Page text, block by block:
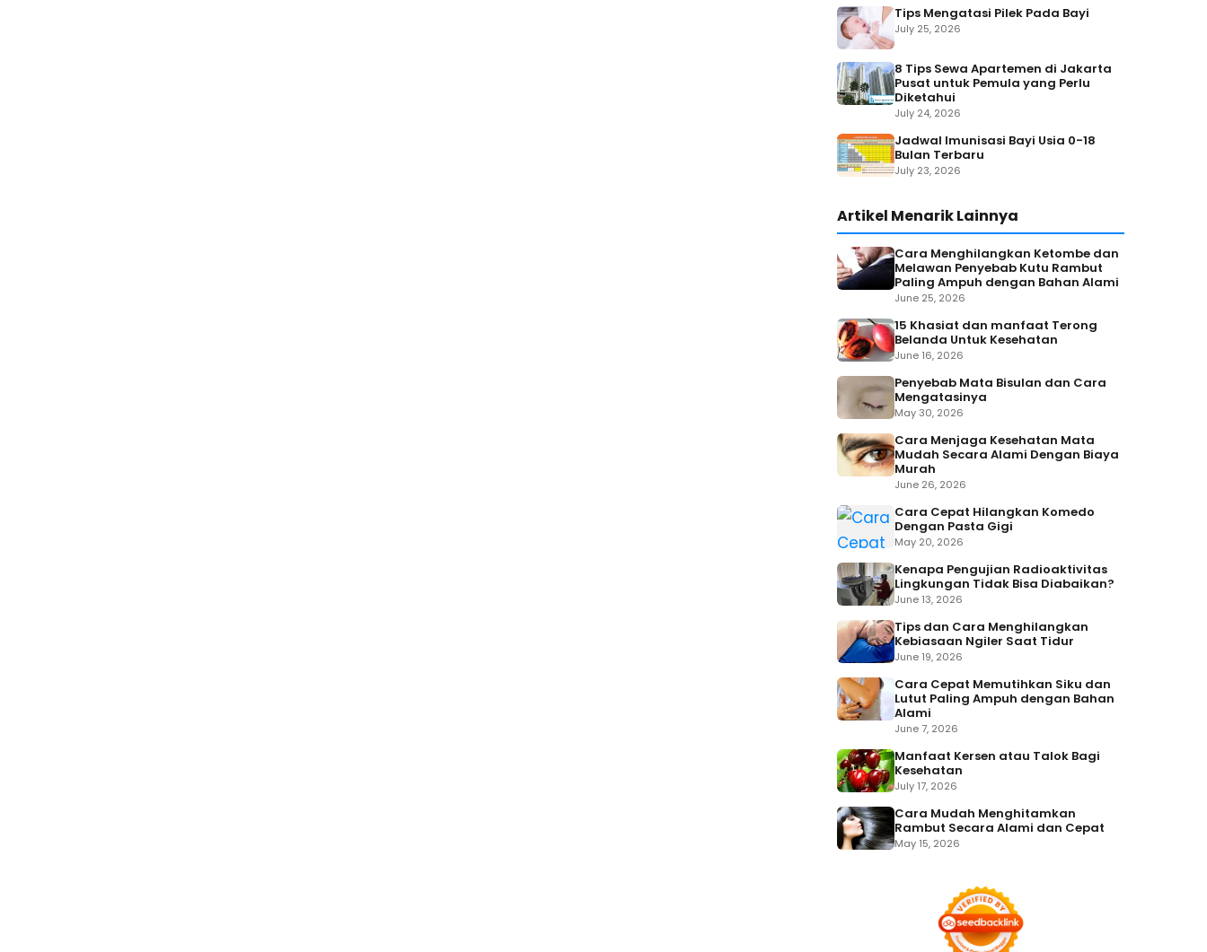
Tips Mengatasi Pilek Pada Bayi
July 25, 2026
8 Tips Sewa Apartemen di Jakarta
Pusat untuk Pemula yang Perlu
Diketahui
July 24, 2026
Jadwal Imunisasi Bayi Usia 0-18
Bulan Terbaru
July 23, 2026
Artikel Menarik Lainnya
Cara Menghilangkan Ketombe dan
Melawan Penyebab Kutu Rambut
Paling Ampuh dengan Bahan Alami
June 25, 2026
15 Khasiat dan manfaat Terong
Belanda Untuk Kesehatan
June 16, 2026
Penyebab Mata Bisulan dan Cara
Mengatasinya
May 30, 2026
Cara Menjaga Kesehatan Mata
Mudah Secara Alami Dengan Biaya
Murah
June 26, 2026
Cara Cepat Hilangkan Komedo
Dengan Pasta Gigi
May 20, 2026
Kenapa Pengujian Radioaktivitas
Lingkungan Tidak Bisa Diabaikan?
June 13, 2026
Tips dan Cara Menghilangkan
Kebiasaan Ngiler Saat Tidur
June 19, 2026
Cara Cepat Memutihkan Siku dan
Lutut Paling Ampuh dengan Bahan
Alami
June 7, 2026
Manfaat Kersen atau Talok Bagi
Kesehatan
July 17, 2026
Cara Mudah Menghitamkan
Rambut Secara Alami dan Cepat
May 15, 2026